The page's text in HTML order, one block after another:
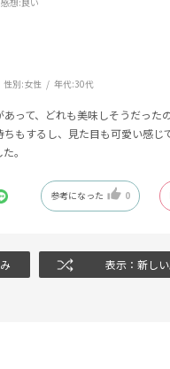
性別:女性 年代:30代
あって、どれも美味しそうだった
ちもするし、見た目も可愛い感じ
。
参考になった 0
表示：新し